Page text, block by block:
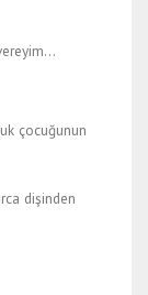
çocuğunun
dişinden